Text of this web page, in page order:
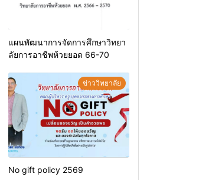
แผนพัฒนาการจัดการศึกษาวิทยา
ลัยการอาชีพห้วยยอด 66-70
ข่าววิทยาลัย
No gift policy 2569